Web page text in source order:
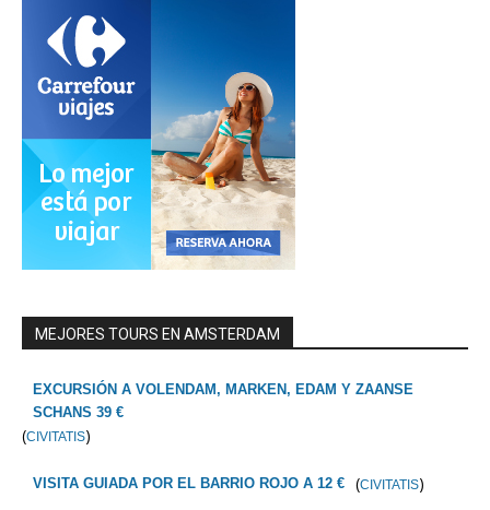
MEJORES TOURS EN AMSTERDAM
EXCURSIÓN A VOLENDAM, MARKEN, EDAM Y ZAANSE
SCHANS 39 €
(CIVITATIS)
VISITA GUIADA POR EL BARRIO ROJO A 12 € (CIVITATIS)